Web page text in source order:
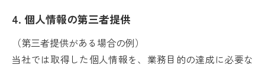
4. 個人情報の第三者提供
（第三者提供がある場合の例）
当社では取得した個人情報を、業務目的の達成に必要な